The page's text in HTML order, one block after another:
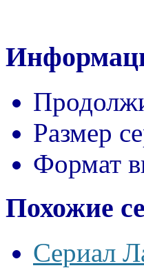
Размер
Формат
Похожие
Сериал